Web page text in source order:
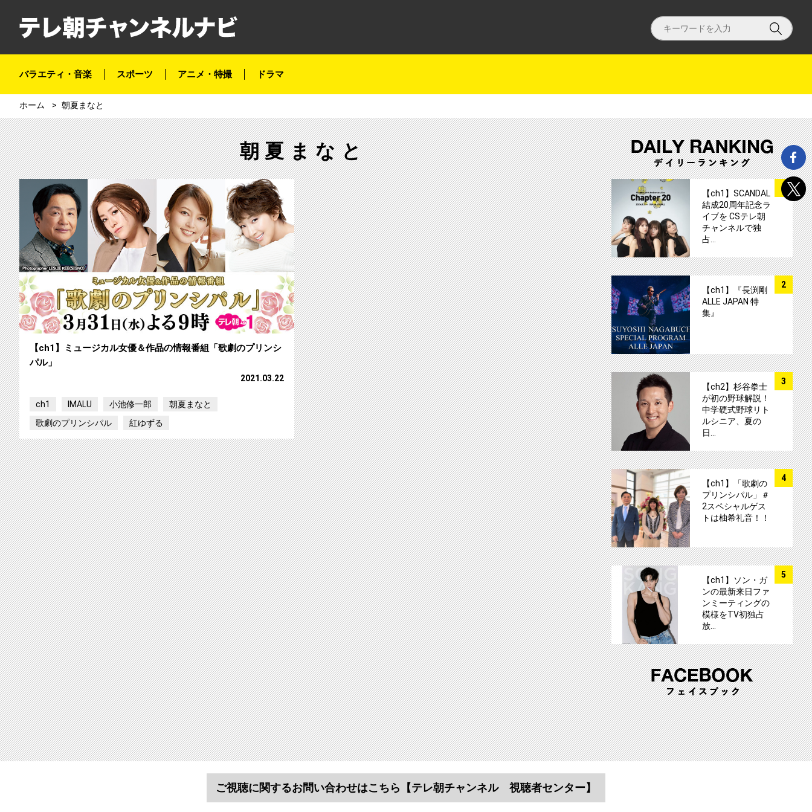
バラエティ・音楽 スポーツ アニメ・特撮 ドラマ
ホーム 朝夏まなと
朝夏まなと
【ch1】ミュージカル女優＆作品の情報番組「歌劇のプリンシパル」サムネイル
【ch1】ミュージカル女優＆作品の情報番組「歌劇のプリンシ
パル」
2021.03.22
ch1 IMALU 小池修一郎
朝夏まなと
歌劇のプリンシパル
紅ゆずる
1
【ch1】SCANDAL
結成20周年記念ラ
イブを CSテレ朝
チャンネルで独
占…
2
【ch1】『長渕剛
ALLE JAPAN 特
集』
3
【ch2】杉谷拳士
が初の野球解説！
中学硬式野球リト
ルシニア、夏の
日…
4
【ch1】「歌劇の
プリンシパル」＃
2スペシャルゲス
トは柚希礼音！！
5
【ch1】ソン・ガ
ンの最新来日ファ
ンミーティングの
模様をTV初独占
放…
ご視聴に関するお問い合わせはこちら 【テレ朝チャンネル 視聴者センター】